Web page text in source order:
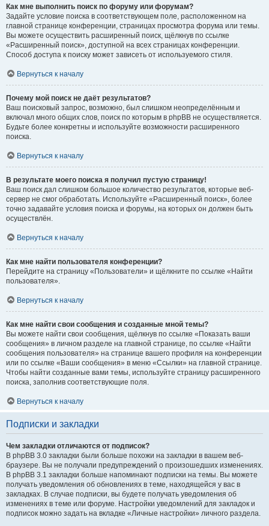
Как мне выполнить поиск по форуму или форумам?
Задайте условие поиска в соответствующем поле, расположенном на
главной странице конференции, страницах просмотра форума или темы.
Вы можете осуществить расширенный поиск, щёлкнув по ссылке
«Расширенный поиск», доступной на всех страницах конференции.
Способ доступа к поиску может зависеть от используемого стиля.
Вернуться к началу
Почему мой поиск не даёт результатов?
Ваш поисковый запрос, возможно, был слишком неопределённым и
включал много общих слов, поиск по которым в phpBB не осуществляется.
Будьте более конкретны и используйте возможности расширенного
поиска.
Вернуться к началу
В результате моего поиска я получил пустую страницу!
Ваш поиск дал слишком большое количество результатов, которые веб-
сервер не смог обработать. Используйте «Расширенный поиск», более
точно задавайте условия поиска и форумы, на которых он должен быть
осуществлён.
Вернуться к началу
Как мне найти пользователя конференции?
Перейдите на страницу «Пользователи» и щёлкните по ссылке «Найти
пользователя».
Вернуться к началу
Как мне найти свои сообщения и созданные мной темы?
Вы можете найти свои сообщения, щёлкнув по ссылке «Показать ваши
сообщения» в личном разделе на главной странице, по ссылке «Найти
сообщения пользователя» на странице вашего профиля на конференции
или по ссылке «Ваши сообщения» в меню «Ссылки» на главной странице.
Чтобы найти созданные вами темы, используйте страницу расширенного
поиска, заполнив соответствующие поля.
Вернуться к началу
Подписки и закладки
Чем закладки отличаются от подписок?
В phpBB 3.0 закладки были больше похожи на закладки в вашем веб-
браузере. Вы не получали предупреждений о произошедших изменениях.
В phpBB 3.1 закладки больше напоминают подписки на темы. Вы можете
получать уведомления об обновлениях в теме, находящейся у вас в
закладках. В случае подписки, вы будете получать уведомления об
изменениях в теме или форуме. Настройки уведомлений для закладок и
подписок можно задать на вкладке «Личные настройки» личного раздела.